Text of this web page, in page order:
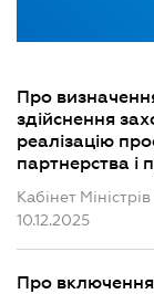
Про
здійснення
реалізацію
партнерства і
Кабінет
10.12.2025
Про включення